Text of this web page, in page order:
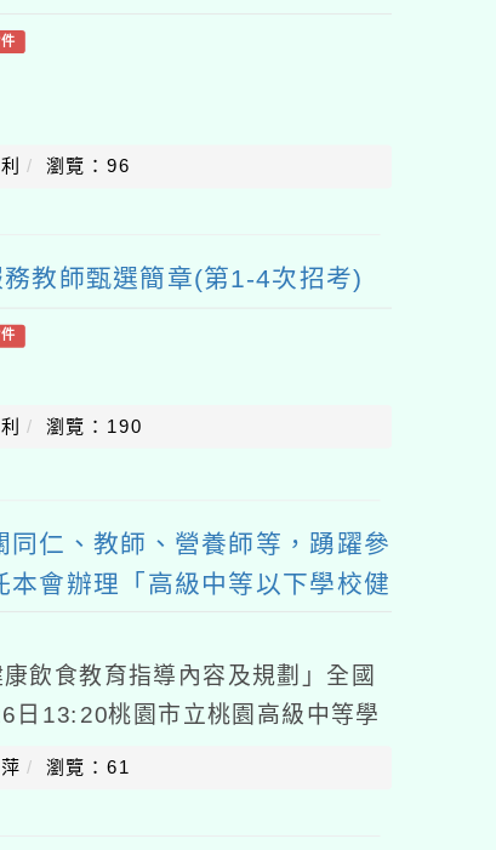
瀏覽：96
教師甄選簡章(第1-4次招考)
瀏覽：190
仁、教師、營養師等，踴躍參
會辦理「高級中等以下學校健
說明會
飲食教育指導內容及規劃」全國
日13:20桃園市立桃園高級中等學
，簡章如附件。二、請貴校惠允
瀏覽：61